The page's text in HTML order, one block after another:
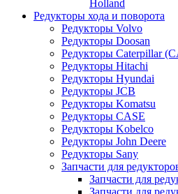
Holland
Редукторы хода и поворота
Редукторы Volvo
Редукторы Doosan
Редукторы Caterpillar
Редукторы Hitachi
Редукторы Hyundai
Редукторы JCB
Редукторы Komatsu
Редукторы CASE
Редукторы Kobelco
Редукторы John Deere
Редукторы Sany
Запчасти для
Запчасти для
Запчасти для